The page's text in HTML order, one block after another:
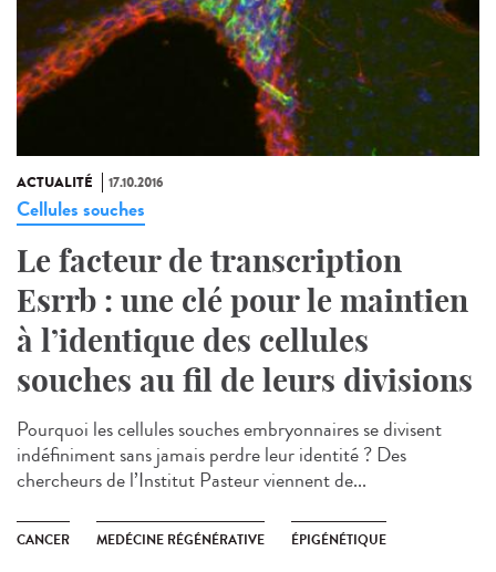
ACTUALITÉ 17.10.2016
Cellules souches
Le facteur de transcription
Esrrb : une clé pour le maintien
à l’identique des cellules
souches au fil de leurs divisions
Pourquoi les cellules souches embryonnaires se divisent
indéfiniment sans jamais perdre leur identité ? Des
chercheurs de l’Institut Pasteur viennent de...
CANCER MEDÉCINE RÉGÉNÉRATIVE ÉPIGÉNÉTIQUE